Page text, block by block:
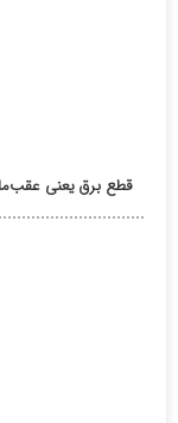
قطع برق یعنی